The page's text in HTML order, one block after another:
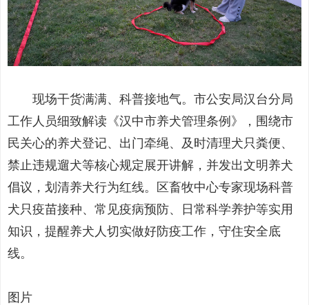
现场干货满满、科普接地气。市公安局汉台分局
工作人员细致解读《汉中市养犬管理条例》，围绕市
民关心的养犬登记、出门牵绳、及时清理犬只粪便、
禁止违规遛犬等核心规定展开讲解，并发出文明养犬
倡议，划清养犬行为红线。区畜牧中心专家现场科普
犬只疫苗接种、常见疫病预防、日常科学养护等实用
知识，提醒养犬人切实做好防疫工作，守住安全底
线。
图片